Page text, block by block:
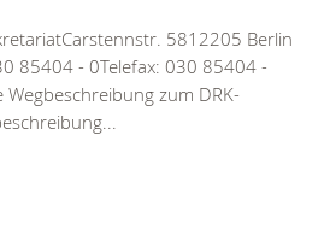
5812205 Berlin
85404 - 0Telefax: 030 85404 -
Wegbeschreibung zum DRK-